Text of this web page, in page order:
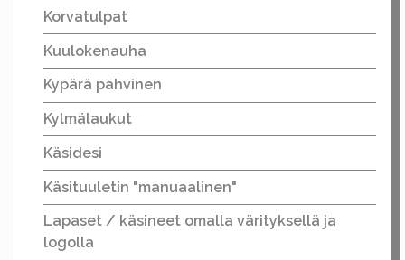
Korvatulpat
Kuulokenauha
Kypärä pahvinen
Kylmälaukut
Käsidesi
Käsituuletin "manuaalinen"
Lapaset / käsineet omalla värityksellä ja
logolla